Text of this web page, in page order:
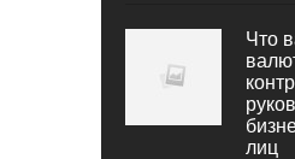
Что
лиц